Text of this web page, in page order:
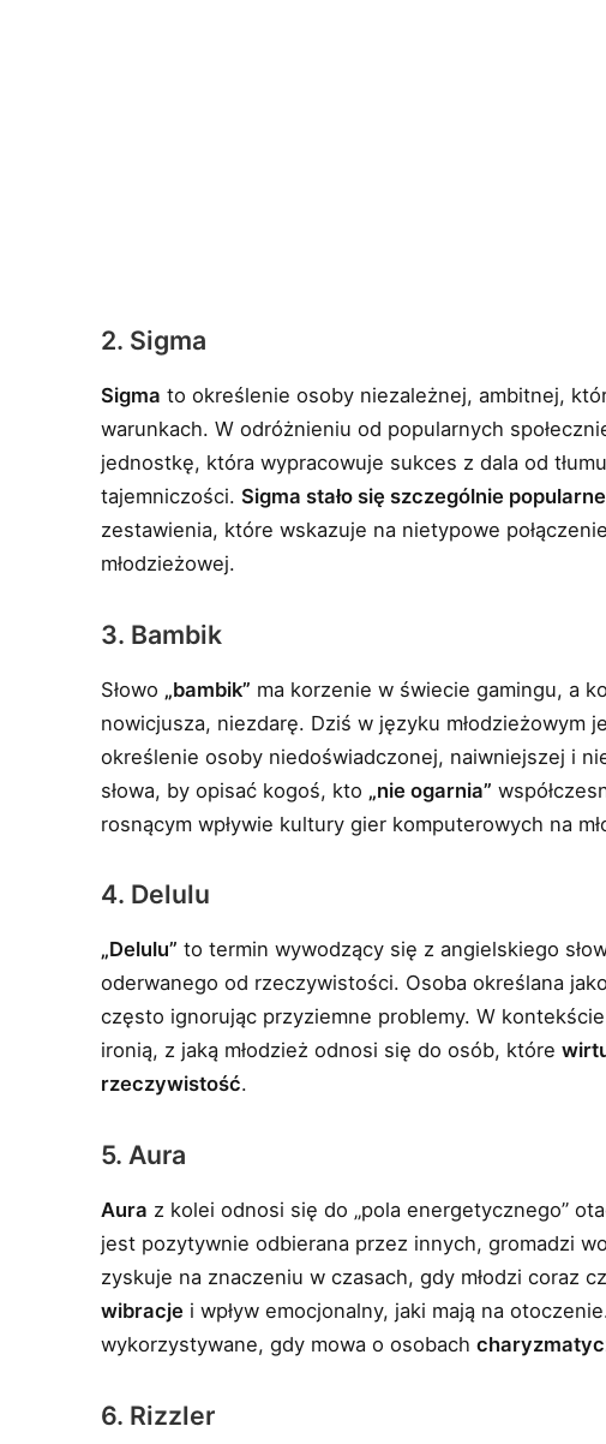
2. Sigma
Sigma to określenie osoby niezależnej, ambitnej,
warunkach. W odróżnieniu od popularnych
jednostkę, która wypracowuje sukces z dala od
tajemniczości.Sigma stało się szczególnie
zestawienia, które wskazuje na nietypowe
młodzieżowej.
3. Bambik
Słowo „bambik” ma korzenie w świecie gamingu, a
nowicjusza, niezdarę. Dziś w języku młodzieżowym
określenie osoby niedoświadczonej, naiwniejszej i
słowa, by opisać kogoś, kto „nie ogarnia”
rosnącym wpływie kultury gier komputerowych na
4. Delulu
„Delulu” to termin wywodzący się z angielskiego
oderwanego od rzeczywistości. Osoba określana
często ignorując przyziemne problemy. W
ironią, z jaką młodzież odnosi się do osób, które
rzeczywistość.
5. Aura
Aura z kolei odnosi się do „pola energetycznego”
jest pozytywnie odbierana przez innych, gromadzi
zyskuje na znaczeniu w czasach, gdy młodzi coraz
wibracje i wpływ emocjonalny, jaki mają na
wykorzystywane, gdy mowa o osobach
6. Rizzler